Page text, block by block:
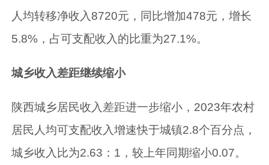
人均转移净收入8720元，同比增加478元，增长
5.8%，占可支配收入的比重为27.1%。
城乡收入差距继续缩小
陕西城乡居民收入差距进一步缩小，2023年农村
居民人均可支配收入增速快于城镇2.8个百分点，
城乡收入比为2.63：1，较上年同期缩小0.07。